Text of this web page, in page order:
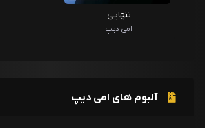
تنهایی
امی دیپ
آلبوم های امی دیپ